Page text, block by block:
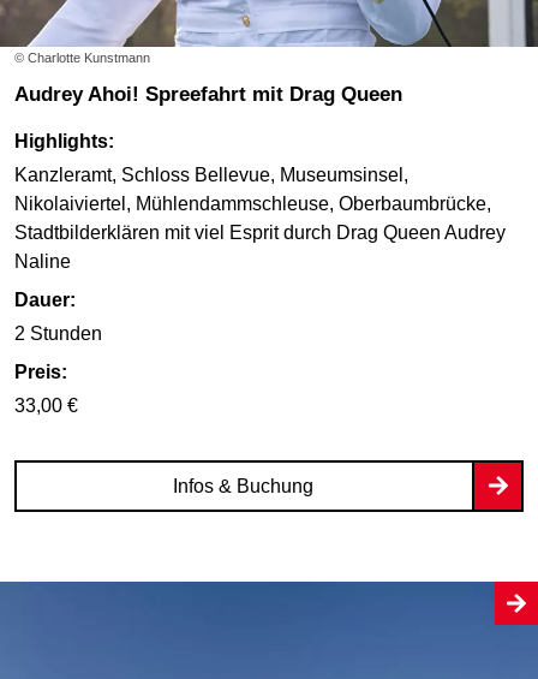
© Charlotte Kunstmann
Audrey Ahoi! Spreefahrt mit Drag Queen
Highlights:
Kanzleramt, Schloss Bellevue, Museumsinsel,
Nikolaiviertel, Mühlendammschleuse, Oberbaumbrücke,
Stadtbilderklären mit viel Esprit durch Drag Queen Audrey
Naline
Dauer:
2 Stunden
Preis:
33,00 €
Infos & Buchung